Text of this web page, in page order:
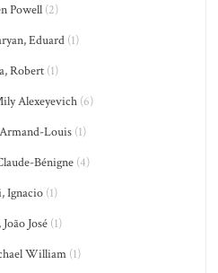
Powell(2)
Eduard(1)
Robert (1)
Alexeyevich(6)
Louis(1)
Bénigne(4)
Ignacio (1)
José(1)
William (1)